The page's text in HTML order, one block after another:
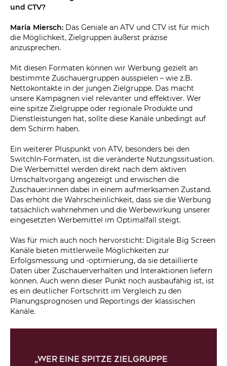
und CTV?
Maria Miersch: Das Geniale an ATV und CTV ist für mich
die Möglichkeit, Zielgruppen äußerst präzise
anzusprechen.
Mit diesen Formaten können wir Werbung gezielt an
bestimmte Zuschauergruppen ausspielen – wie z.B.
Nettokontakte in der jungen Zielgruppe. Das macht
unsere Kampagnen viel relevanter und effektiver. Wer
eine spitze Zielgruppe oder regionale Produkte und
Dienstleistungen hat, sollte diese Kanäle unbedingt auf
dem Schirm haben.
Ein weiterer Pluspunkt von ATV, besonders bei den
SwitchIn-Formaten, ist die veränderte Nutzungssituation.
Die Werbemittel werden direkt nach dem aktiven
Umschaltvorgang angezeigt und erwischen die
Zuschauer:innen dabei in einem aufmerksamen Zustand.
Das erhöht die Wahrscheinlichkeit, dass sie die Werbung
tatsächlich wahrnehmen und die Werbewirkung unserer
eingesetzten Werbemittel im Optimalfall steigt.
Was für mich auch noch hervorsticht: Digitale Big Screen
Kanäle bieten mittlerweile Möglichkeiten zur
Erfolgsmessung und -optimierung, da sie detaillierte
Daten über Zuschauerverhalten und Interaktionen liefern
können. Auch wenn dieser Punkt noch ausbaufähig ist, ist
es ein deutlicher Fortschritt im Vergleich zu den
Planungsprognosen und Reportings der klassischen
Kanäle.
„Wer eine spitze Zielgruppe